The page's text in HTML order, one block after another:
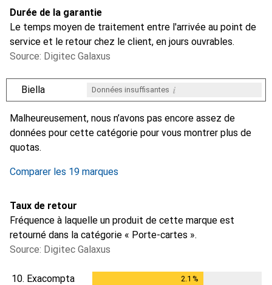
Durée de la garantie
Le temps moyen de traitement entre l'arrivée au point de
service et le retour chez le client, en jours ouvrables.
Source: Digitec Galaxus
Biella Données insuffisantes i
iiii
Malheureusement, nous n’avons pas encore assez de
données pour cette catégorie pour vous montrer plus de
quotas.
Comparer les 19 marques
Taux de retour
Fréquence à laquelle un produit de cette marque est
retourné dans la catégorie « Porte-cartes ».
Source: Digitec Galaxus
10. Exacompta 2.1 %